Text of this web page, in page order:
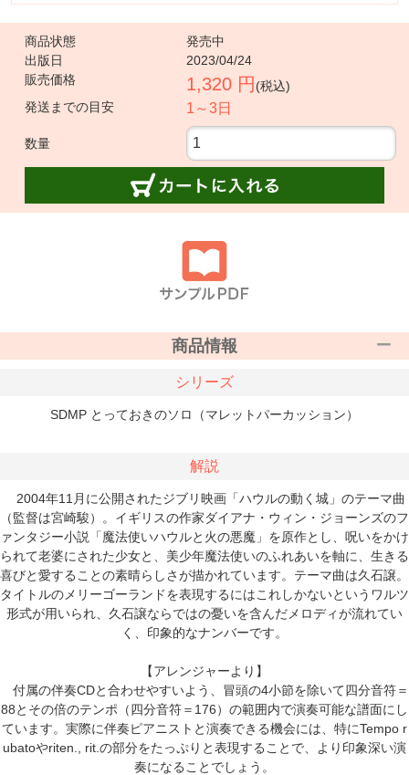
商品状態
発売中
出版日
2023/04/24
販売価格
1,320 円 (税込)
発送までの目安
1～3日
数量
商品情報
シリーズ
SDMP とっておきのソロ（マレットパーカッション）
解説
2004年11月に公開されたジブリ映画「ハウルの動く城」のテーマ曲
（監督は宮崎駿）。イギリスの作家ダイアナ・ウィン・ジョーンズのフ
ァンタジー小説「魔法使いハウルと火の悪魔」を原作とし、呪いをかけ
られて老婆にされた少女と、美少年魔法使いのふれあいを軸に、生きる
喜びと愛することの素晴らしさが描かれています。テーマ曲は久石譲。
タイトルのメリーゴーランドを表現するにはこれしかないというワルツ
形式が用いられ、久石譲ならではの憂いを含んだメロディが流れてい
く、印象的なナンバーです。
【アレンジャーより】
付属の伴奏CDと合わせやすいよう、冒頭の4小節を除いて四分音符＝
88とその倍のテンポ（四分音符＝176）の範囲内で演奏可能な譜面にし
ています。実際に伴奏ピアニストと演奏できる機会には、特にTempo r
ubatoやriten., rit.の部分をたっぷりと表現することで、より印象深い演
奏になることでしょう。